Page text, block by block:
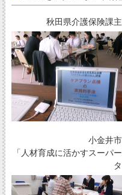
秋田県介護保険課
小金井
「人材育成に活かすスーパ